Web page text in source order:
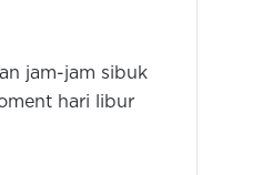
jam-jam sibuk
hari libur